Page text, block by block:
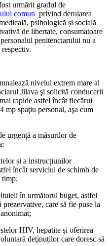
urmărit gradul de
comun privind derularea
psihologică și socială
de libertate, consumatoare
penitenciarului nu a
nivelul extrem mare al
Jilava şi solicită conducerii
rapide astfel încât fiecărui
mp spaţiu personal, aşa cum
urgență a măsurilor de
și a instrucțiunilor
încât serviciul de schimb de
timp;
în următorul buget, astfel
care să fie puse la
HIV, hepatite și oferirea
deținuților care doresc să